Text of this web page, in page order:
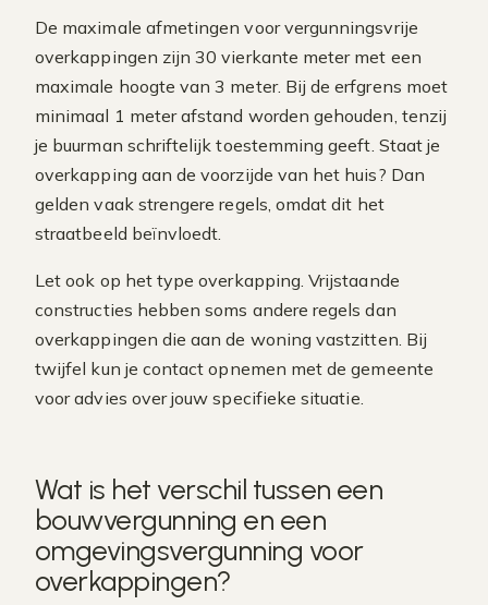
De maximale afmetingen voor vergunningsvrije
overkappingen zijn 30 vierkante meter met een
maximale hoogte van 3 meter. Bij de erfgrens moet
minimaal 1 meter afstand worden gehouden, tenzij
je buurman schriftelijk toestemming geeft. Staat je
overkapping aan de voorzijde van het huis? Dan
gelden vaak strengere regels, omdat dit het
straatbeeld beïnvloedt.
Let ook op het type overkapping. Vrijstaande
constructies hebben soms andere regels dan
overkappingen die aan de woning vastzitten. Bij
twijfel kun je contact opnemen met de gemeente
voor advies over jouw specifieke situatie.
Wat is het verschil tussen een
bouwvergunning en een
omgevingsvergunning voor
overkappingen?